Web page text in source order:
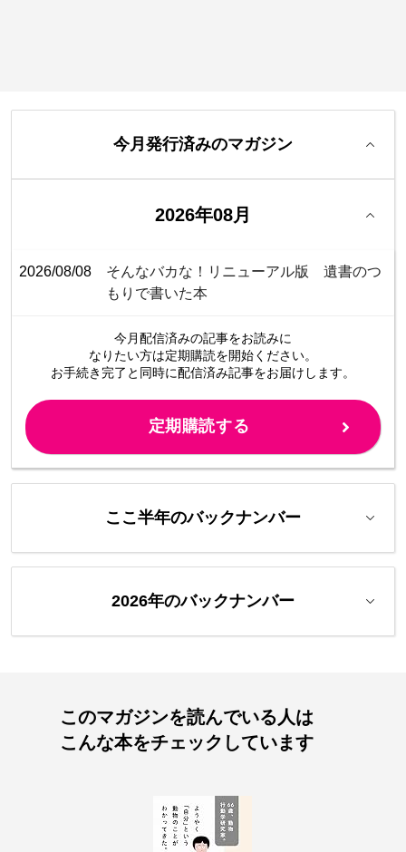
今月発行済みのマガジン
2026年08月
2026/08/08
そんなバカな！リニューアル版 遺書のつ
もりで書いた本
今月配信済みの記事をお読みに
なりたい方は定期購読を開始ください。
お手続き完了と同時に配信済み記事をお届けします。
定期購読する
ここ半年のバックナンバー
2026年のバックナンバー
このマガジンを読んでいる人は
こんな本をチェックしています